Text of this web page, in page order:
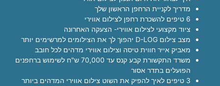
מדריך לקניית הרחפן הראשון שלך
6 טיפים להשכרת רחפן לצילום אווירי
ציוד מקצועי לצילום אווירי- הצעקה האחרונה
מצב צילום D-LOG יהפוך לך את הצילומים למרשימים יותר
מאביק אייר חווית טיסה וצילום אווירי מדהים לכל חובב
משרד התקשורת קבע קנס עד 70,000 ש"ח לשימוש ברחפנים
הפועלים בתדר אסור
3 טיפים לאיך להפיק את השוט צילום אווירי המדהים ביותר